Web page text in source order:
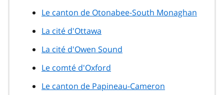
Le canton de Otonabee-South Monaghan
La cité d'Ottawa
La cité d'Owen Sound
Le comté d'Oxford
Le canton de Papineau-Cameron